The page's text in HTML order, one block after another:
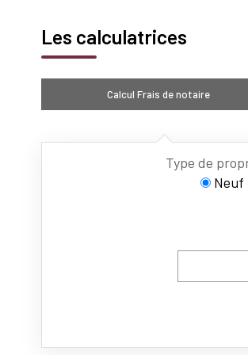
Les calculatrices
Calcul Frais de notaire